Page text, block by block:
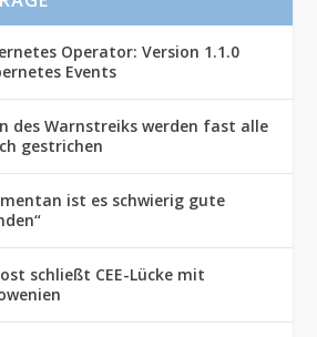
Operator: Version 1.1.0
Events
des Warnstreiks werden fast alle
gestrichen
ist es schwierig gute
schließt CEE-Lücke mit